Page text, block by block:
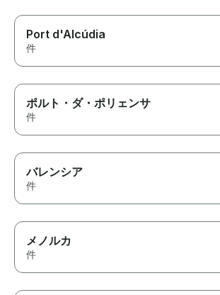
Port d'Alcúdia
件
ポルト・ダ・ポリェンサ
件
バレンシア
件
メノルカ
件